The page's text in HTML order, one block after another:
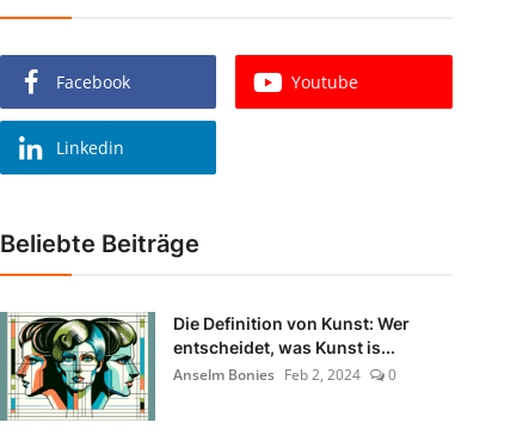
Facebook Youtube
Linkedin
Beliebte Beiträge
Die Definition von Kunst: Wer
entscheidet, was Kunst is...
Anselm Bonies Feb 2, 2024 0